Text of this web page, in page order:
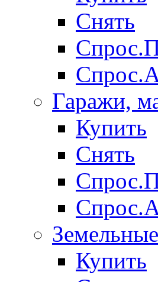
Снять
Гаражи,
Купить
Снять
Купить